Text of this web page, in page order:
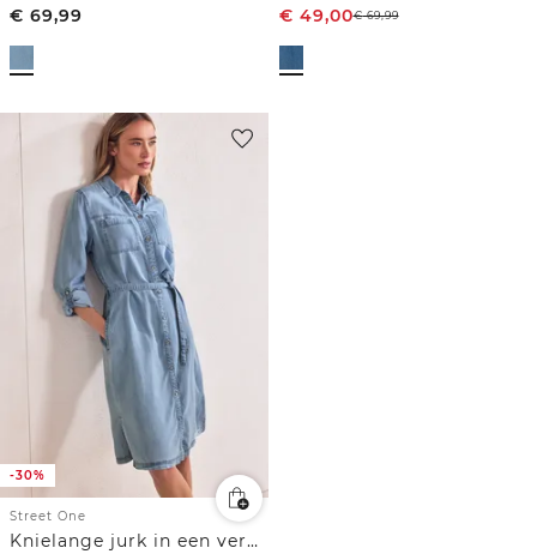
€ 69,99
€ 49,00€69,99
-30%
Street One
Knielange jurk in een verwassen look